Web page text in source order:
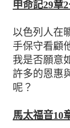
申命記29章
以色列人在
手保守看顧
我是否願意
許多的恩惠
呢？
馬太福音10